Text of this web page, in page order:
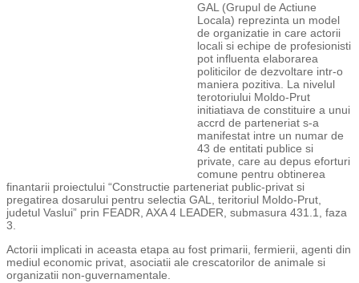
GAL (Grupul de Actiune
Locala) reprezinta un model
de organizatie in care actorii
locali si echipe de profesionisti
pot influenta elaborarea
politicilor de dezvoltare intr-o
maniera pozitiva. La nivelul
terotoriului Moldo-Prut
initiatiava de constituire a unui
accrd de parteneriat s-a
manifestat intre un numar de
43 de entitati publice si
private, care au depus eforturi
comune pentru obtinerea
finantarii proiectului “Constructie parteneriat public-privat si
pregatirea dosarului pentru selectia GAL, teritoriul Moldo-Prut,
judetul Vaslui” prin FEADR, AXA 4 LEADER, submasura 431.1, faza
3.
Actorii implicati in aceasta etapa au fost primarii, fermierii, agenti din
mediul economic privat, asociatii ale crescatorilor de animale si
organizatii non-guvernamentale.